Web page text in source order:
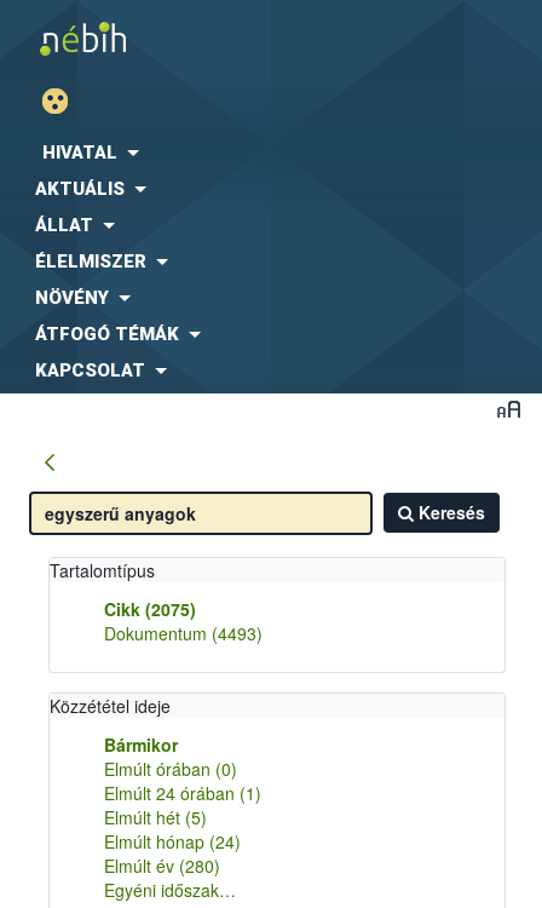
HIVATAL
AKTUÁLIS
ÁLLAT
ÉLELMISZER
NÖVÉNY
ÁTFOGÓ TÉMÁK
KAPCSOLAT
Keresés
Tartalomtípus
Cikk (2075)
Dokumentum (4493)
Közzététel ideje
Bármikor
Elmúlt órában (0)
Elmúlt 24 órában (1)
Elmúlt hét (5)
Elmúlt hónap (24)
Elmúlt év (280)
Egyéni időszak…